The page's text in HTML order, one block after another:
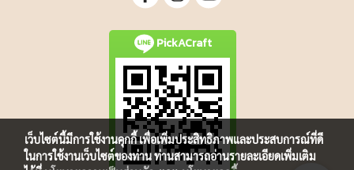
PickACraft
เว็บไซต์นี้มีการใช้งานคุกกี้ เพื่อเพิ่มประสิทธิภาพและประสบการณ์ที่ดี
ในการใช้งานเว็บไซต์ของท่าน ท่านสามารถอ่านรายละเอียดเพิ่มเติม